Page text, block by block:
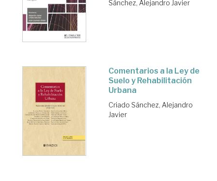
Sánchez, Alejandro Javier
Comentarios a la Ley de
Suelo y Rehabilitación
Urbana
Criado Sánchez, Alejandro
Javier